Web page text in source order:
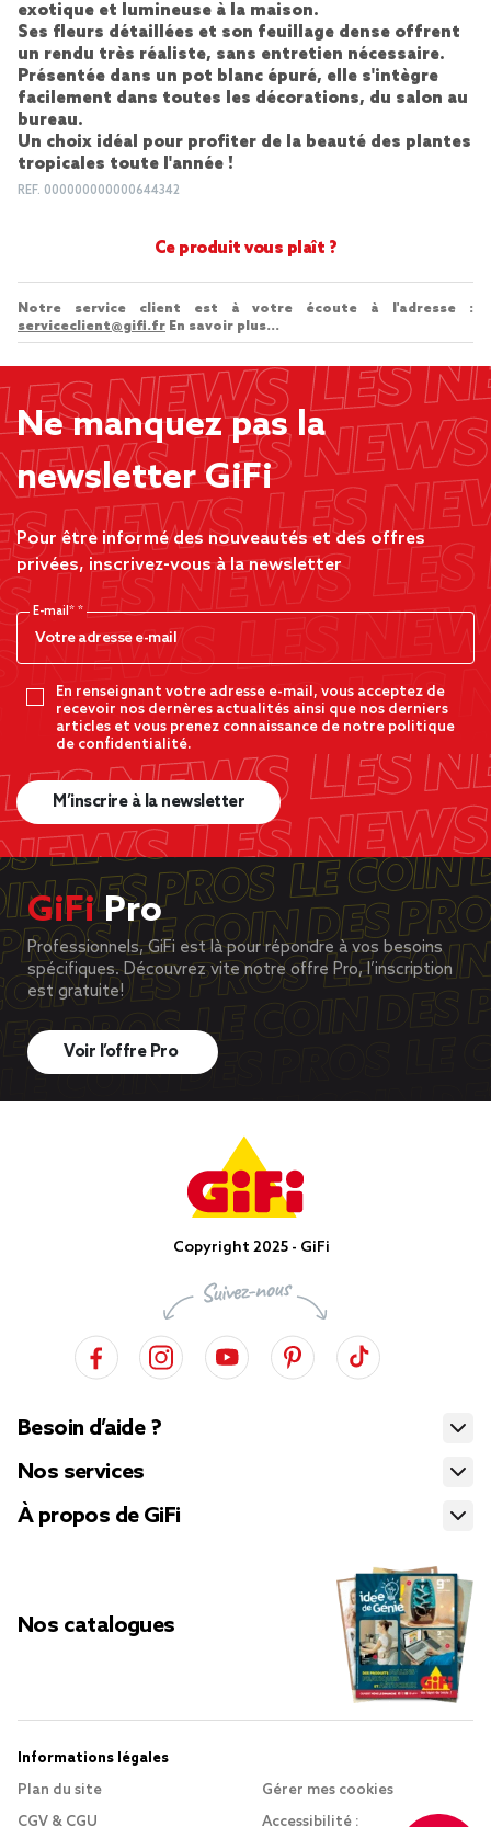
exotique et lumineuse à la maison.
Ses fleurs détaillées et son feuillage dense offrent
un rendu très réaliste, sans entretien nécessaire.
Présentée dans un pot blanc épuré, elle s'intègre
facilement dans toutes les décorations, du salon au
bureau.
Un choix idéal pour profiter de la beauté des plantes
tropicales toute l'année !
REF. 000000000000644342
Ce produit vous plaît ?
Notre service client est à votre écoute à l'adresse :
serviceclient@gifi.fr En savoir plus...
Ne manquez pas la
newsletter GiFi
Pour être informé des nouveautés et des offres
privées, inscrivez-vous à la newsletter
E-mail*
En renseignant votre adresse e-mail, vous acceptez de
recevoir nos dernères actualités ainsi que nos derniers
articles et vous prenez connaissance de notre politique
de confidentialité.
M’inscrire à la newsletter
GiFiPro
Professionnels, GiFi est là pour répondre à vos besoins
spécifiques. Découvrez vite notre offre Pro, l’inscription
est gratuite!
Voir l’offre Pro
Copyright 2025 - GiFi
Besoin d’aide ?
Nos services
À propos de GiFi
Nos catalogues
Informations légales
Plan du site
CGV & CGU
Gérer mes cookies
Accessibilité :